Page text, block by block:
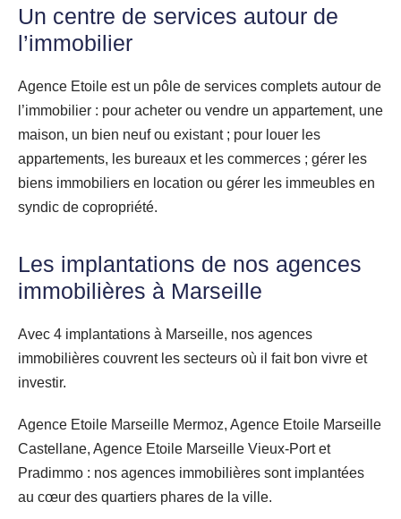
Un centre de services autour de
l’immobilier
Agence Etoile est un pôle de services complets autour de
l’immobilier : pour acheter ou vendre un appartement, une
maison, un bien neuf ou existant ; pour louer les
appartements, les bureaux et les commerces ; gérer les
biens immobiliers en location ou gérer les immeubles en
syndic de copropriété.
Les implantations de nos agences
immobilières à Marseille
Avec 4 implantations à Marseille, nos agences
immobilières couvrent les secteurs où il fait bon vivre et
investir.
Agence Etoile Marseille Mermoz, Agence Etoile Marseille
Castellane, Agence Etoile Marseille Vieux-Port et
Pradimmo : nos agences immobilières sont implantées
au cœur des quartiers phares de la ville.